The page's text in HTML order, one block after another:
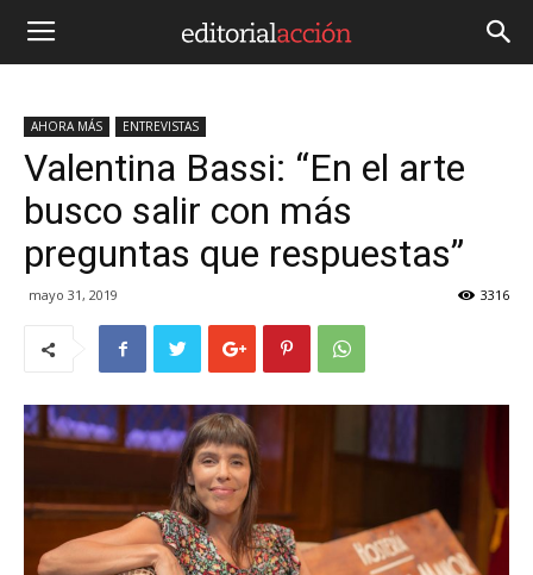
AHORA MÁS ENTREVISTAS
Valentina Bassi: “En el arte
busco salir con más
preguntas que respuestas”
mayo 31, 2019 3316